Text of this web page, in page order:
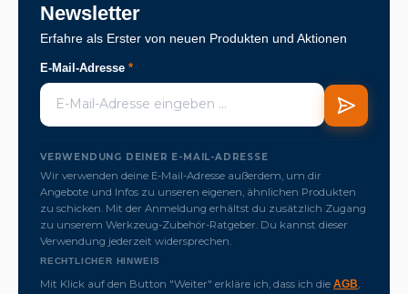
Newsletter
Erfahre als Erster von neuen Produkten und Aktionen
E-Mail-Adresse *
VERWENDUNG DEINER E-MAIL-ADRESSE
Wir verwenden deine E-Mail-Adresse außerdem, um dir
Angebote und Infos zu unseren eigenen, ähnlichen Produkten
zu schicken. Mit der Anmeldung erhältst du zusätzlich Zugang
zu unserem Werkzeug-Zubehör-Ratgeber. Du kannst dieser
Verwendung jederzeit widersprechen.
RECHTLICHER HINWEIS
Mit Klick auf den Button "Weiter" erkläre ich, dass ich die AGB